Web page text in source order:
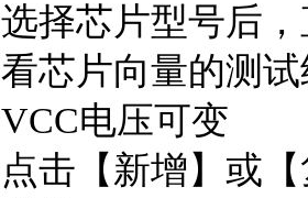
选择芯片型号后
看芯片向量的测
VCC电压可变
点击【新增】或